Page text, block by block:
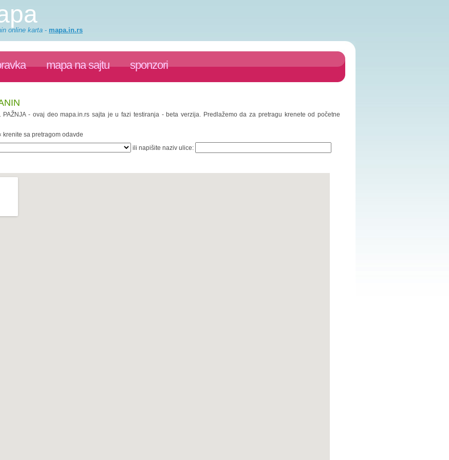
online karta - mapa.in.rs
mapa na sajtu sponzori
PAŽNJA - ovaj deo mapa.in.rs sajta je u fazi testiranja - beta verzija. Predlažemo da za pretragu krenete od početne
krenite sa pretragom odavde
ili napišite naziv ulice: